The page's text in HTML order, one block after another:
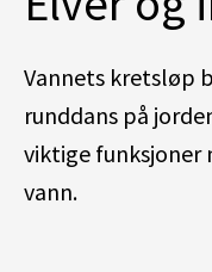
Vannets kretsløp
runddans på
viktige funksjoner
vann.